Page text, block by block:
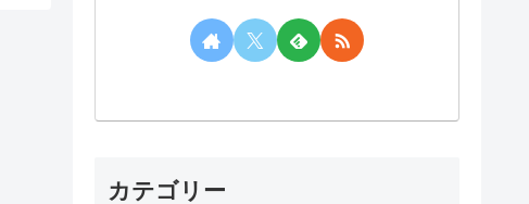
カテゴリー